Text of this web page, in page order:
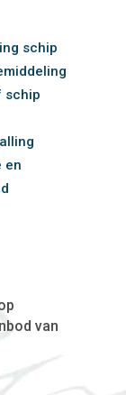
schip
schip
en
van